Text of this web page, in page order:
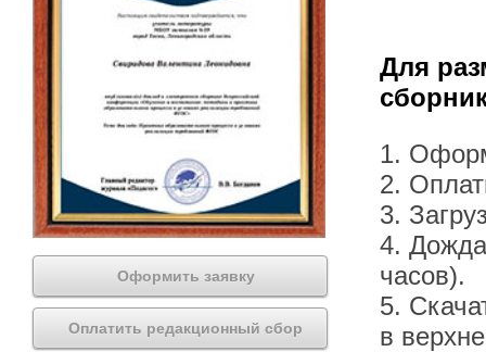
Оформить заявку
Оплатить редакционный сбор
Для
1.
2.
3.
4.
часов).
5.
в